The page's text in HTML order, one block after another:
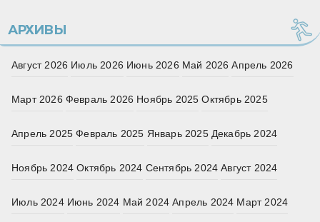
АРХИВЫ
Август 2026 Июль 2026 Июнь 2026 Май 2026 Апрель 2026
Март 2026 Февраль 2026 Ноябрь 2025 Октябрь 2025
Апрель 2025 Февраль 2025 Январь 2025 Декабрь 2024
Ноябрь 2024 Октябрь 2024 Сентябрь 2024 Август 2024
Июль 2024 Июнь 2024 Май 2024 Апрель 2024 Март 2024